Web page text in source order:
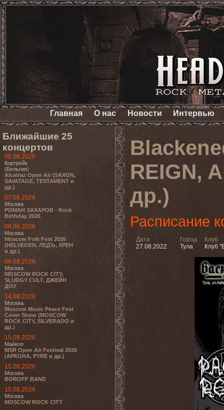
Главная О нас Новости Интервью
Ближайшие 25
концертов
06.08.2026
Кортрейк
(Бельгия)
Alcatraz Open Air (SAXON,
SAVATAGE, TESTAMENT и
др.)
07.08.2026
Москва
РОМАН ЗАХАРОВ - Rock
Birthday 2026
08.08.2026
Москва
Moscow Folk Fest 2026
(HELVEGEN, ЛЕДЪ, ХРЕН
и др.)
08.08.2026
Москва
MOSCOW ROCK CITY,
SLUDGY CULT, ДЖЕЙН
ДОУ
14.08.2026
Москва
Moscow Music Peace Fest
Cover Show (MOSCOW
ROCK CITY, SILVERADO и
др.)
15.08.2026
Майкоп
MSR Open Air Festival 2026
(АРКОНА, PYRE и др.)
15.08.2026
Москва
BOROFF BAND
15.08.2026
Москва
MOSCOW ROCK CITY
REIGN,
др.)
Расписание
Дата
27.08.2022
Город
Тула
Клуб
Клуб